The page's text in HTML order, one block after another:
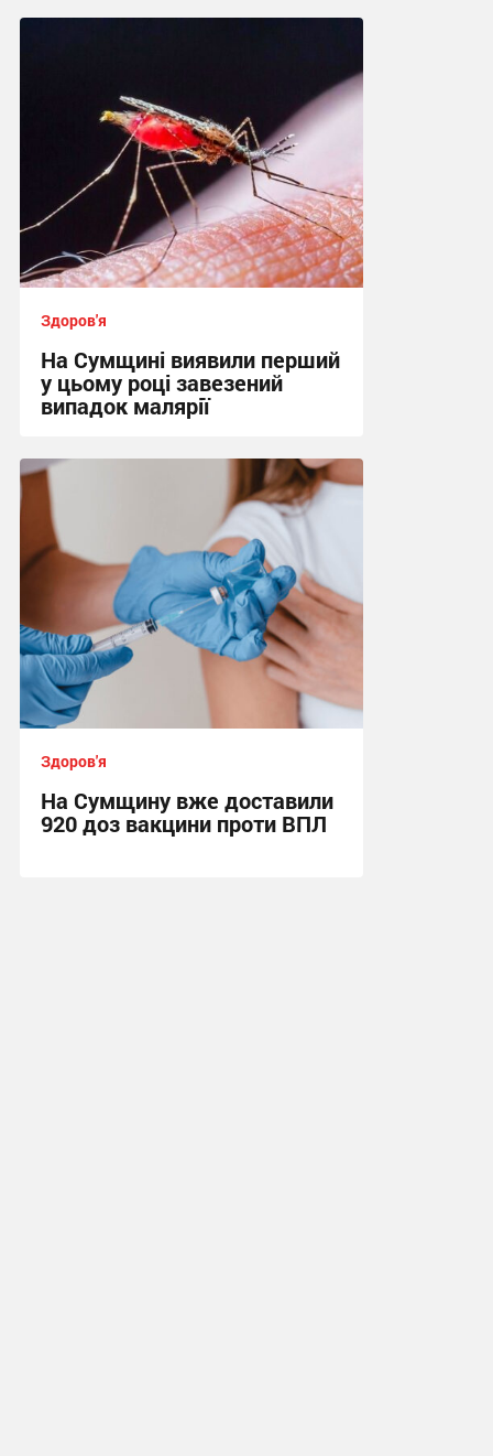
Здоров'я
На Сумщині виявили перший
у цьому році завезений
випадок малярії
16:10, 6.08.2026
Здоров'я
На Сумщину вже доставили
920 доз вакцини проти ВПЛ